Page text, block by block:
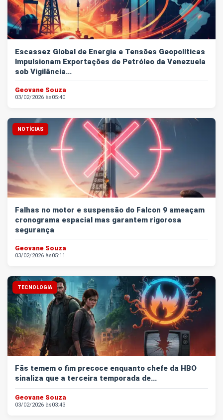
Escassez Global de Energia e Tensões Geopolíticas
Impulsionam Exportações de Petróleo da Venezuela
sob Vigilância...
Geovane Souza
03/02/2026 às05:40
NOTÍCIAS
Falhas no motor e suspensão do Falcon 9 ameaçam
cronograma espacial mas garantem rigorosa
segurança
Geovane Souza
03/02/2026 às05:11
TECNOLOGIA
Fãs temem o fim precoce enquanto chefe da HBO
sinaliza que a terceira temporada de...
Geovane Souza
03/02/2026 às03:43